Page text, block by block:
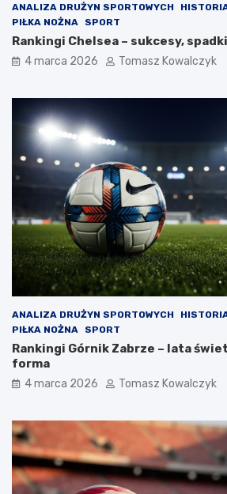
ANALIZA DRUŻYN SPORTOWYCH
PIŁKA NOŻNA
SPORT
Rankingi Chelsea – sukcesy,
4 marca 2026 Tomasz Kowalczyk
ANALIZA DRUŻYN SPORTOWYCH
PIŁKA NOŻNA
SPORT
Rankingi Górnik Zabrze – lata
forma
4 marca 2026 Tomasz Kowalczyk